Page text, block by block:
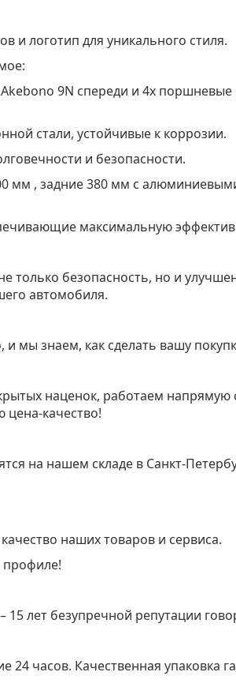
и логотип для уникального стиля.
9N спереди и 4х поршневые
стали, устойчивые к коррозии.
и безопасности.
мм , задние 380 мм с
максимальную
только безопасность, но и
автомобиля.
мы знаем, как сделать вашу
наценок, работаем
качество!
на нашем складе в Санкт-
наших товаров и сервиса.
лет безупречной репутации
24 часов. Качественная упаковка